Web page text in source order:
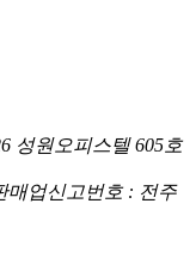
성원오피스텔 605호
매업신고번호 : 전주